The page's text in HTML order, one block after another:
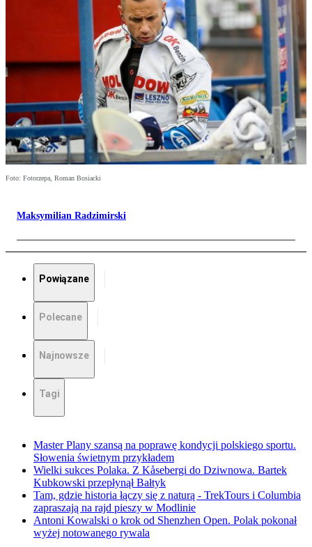
Foto: Fotorzepa, Roman Bosiacki
Maksymilian Radzimirski
Powiązane
Polecane
Najnowsze
Tagi
Master Plany szansą na poprawę kondycji polskiego sportu.
Słowenia świetnym przykładem
Wielki sukces Polaka. Z Kåsebergi do Dziwnowa. Bartek
Kubkowski przepłynął Bałtyk
Tam, gdzie historia łączy się z naturą - TrekTours i Columbia
zapraszają na rajd pieszy w Modlinie
Antoni Kowalski o krok od Shenzhen Open. Polak pokonał
wyżej notowanego rywala